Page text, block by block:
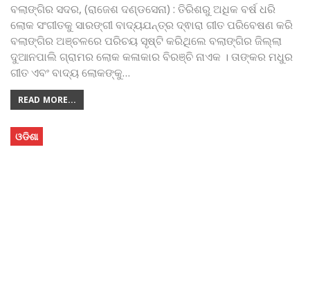
ବଲାଙ୍ଗିର ସଦର, (ରାଜେଶ ଦଣ୍ଡସେନା) : ତିରିଶରୁ ଅଧିକ ବର୍ଷ ଧରି
ଲୋକ ସଂଗୀତକୁ ସାରଙ୍ଗୀ ବାଦ୍ୟଯନ୍ତ୍ର ଦ୍ଵାରା ଗୀତ ପରିବେଷଣ କରି
ବଲାଙ୍ଗିର ଅଞ୍ଚଳରେ ପରିଚୟ ସୃଷ୍ଟି କରିଥିଲେ ବଲାଙ୍ଗିର ଜିଲ୍ଲା
ଦୁଆନପାଲି ଗ୍ରାମର ଲୋକ କଳାକାର ବିରଞ୍ଚି ନାଏକ । ତାଙ୍କର ମଧୁର
ଗୀତ ଏବଂ ବାଦ୍ୟ ଲୋକଙ୍କୁ…
READ MORE...
ଓଡିଶା